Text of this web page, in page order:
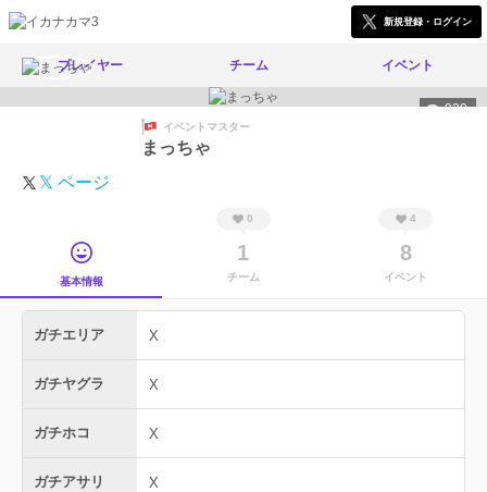
新規登録・ログイン
プレイヤー チーム イベント
920
イベントマスター
まっちゃ
𝕏 ページ
基本情報
0
1
チーム
4
8
イベント
ガチエリア X
ガチヤグラ X
ガチホコ X
ガチアサリ X